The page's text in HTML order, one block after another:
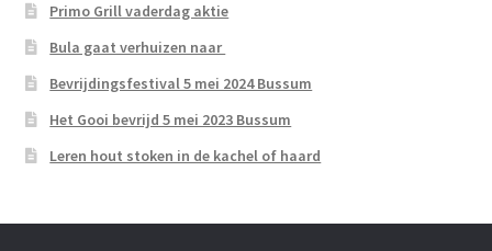
Primo Grill vaderdag aktie
Bula gaat verhuizen naar
Bevrijdingsfestival 5 mei 2024 Bussum
Het Gooi bevrijd 5 mei 2023 Bussum
Leren hout stoken in de kachel of haard